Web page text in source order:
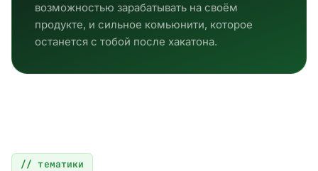
возможностью зарабатывать на своём
продукте, и сильное комьюнити, которое
останется с тобой после хакатона.
// тематики